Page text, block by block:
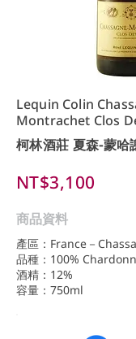
Lequin Colin
Montrachet Clos
柯林酒莊 夏森-蒙哈
NT$3,100
商品資料
產區：France－
品種：100%
酒精：12%
容量：750ml